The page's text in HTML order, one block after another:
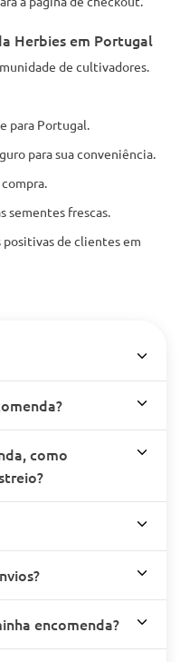
Herbies em Portugal
de cultivadores.
para Portugal.
para sua conveniência.
sementes frescas.
positivas de clientes em
como
encomenda?